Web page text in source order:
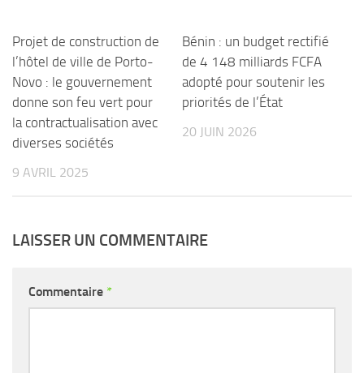
Projet de construction de
l’hôtel de ville de Porto-
Novo : le gouvernement
donne son feu vert pour
la contractualisation avec
diverses sociétés
9 AVRIL 2025
Bénin : un budget rectifié
de 4 148 milliards FCFA
adopté pour soutenir les
priorités de l’État
20 JUIN 2026
LAISSER UN COMMENTAIRE
Commentaire *